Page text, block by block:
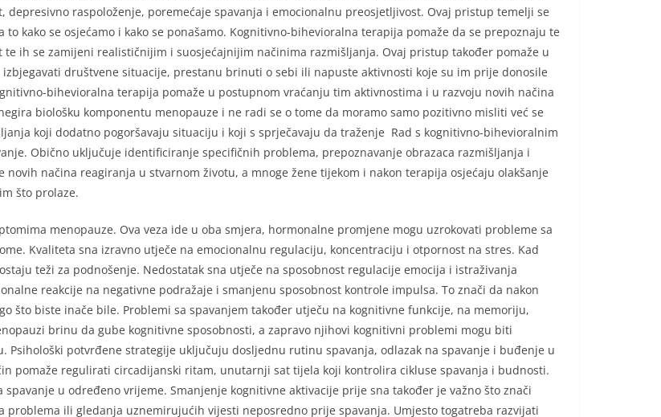
raspoloženje, poremećaje spavanja i emocionalnu preosjetljivost. Ovaj pristup temelji se
kako se osjećamo i kako se ponašamo. Kognitivno-bihevioralna terapija pomaže da se prepoznaju te
ih se zamijeni realističnijim i suosjećajnijim načinima razmišljanja. Ovaj pristup također pomaže u
društvene situacije, prestanu brinuti o sebi ili napuste aktivnosti koje su im prije donosile
bihevioralna terapija pomaže u postupnom vraćanju tim aktivnostima i u razvoju novih načina
biološku komponentu menopauze i ne radi se o tome da moramo samo pozitivno misliti već se
koji dodatno pogoršavaju situaciju i koji s sprječavaju da traženje Rad s kognitivno-bihevioralnim
Obično uključuje identificiranje specifičnih problema, prepoznavanje obrazaca razmišljanja i
načina reagiranja u stvarnom životu, a mnoge žene tijekom i nakon terapija osjećaju olakšanje
što prolaze.
menopauze. Ova veza ide u oba smjera, hormonalne promjene mogu uzrokovati probleme sa
Kvaliteta sna izravno utječe na emocionalnu regulaciju, koncentraciju i otpornost na stres. Kad
teži za podnošenje. Nedostatak sna utječe na sposobnost regulacije emocija i istraživanja
reakcije na negativne podražaje i smanjenu sposobnost kontrole impulsa. To znači da nakon
što biste inače bile. Problemi sa spavanjem također utječu na kognitivne funkcije, na memoriju,
brinu da gube kognitivne sposobnosti, a zapravo njihovi kognitivni problemi mogu biti
Psihološki potvrđene strategije uključuju dosljednu rutinu spavanja, odlazak na spavanje i buđenje u
pomaže regulirati circadijanski ritam, unutarnji sat tijela koji kontrolira cikluse spavanja i budnosti.
u određeno vrijeme. Smanjenje kognitivne aktivacije prije sna također je važno što znači
ili gledanja uznemirujućih vijesti neposredno prije spavanja. Umjesto togatreba razvijati